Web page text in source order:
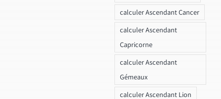
calculer Ascendant Cancer
calculer Ascendant
Capricorne
calculer Ascendant
Gémeaux
calculer Ascendant Lion